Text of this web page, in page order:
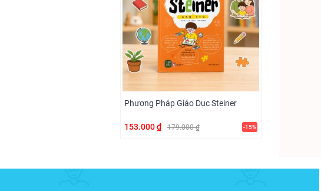
Phương Pháp Giáo Dục Steiner
153.000 ₫ 179.000 ₫ -15%